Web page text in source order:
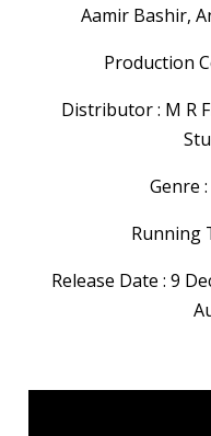
Aamir Bashir,
Production
Distributor : M R
Genre
Running
Release Date : 9